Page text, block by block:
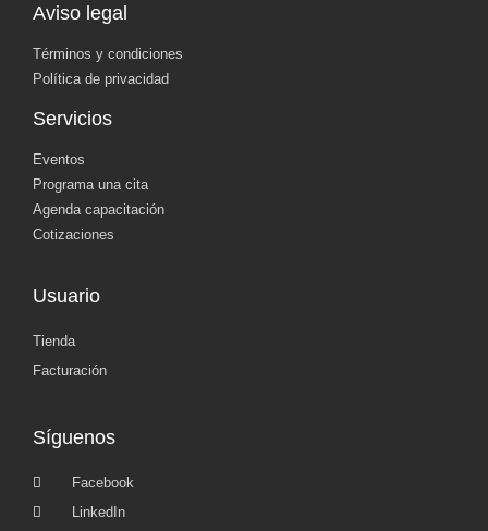
Aviso legal
Términos y condiciones
Política de privacidad
Servicios
Eventos
Programa una cita
Agenda capacitación
Cotizaciones
Usuario
Tienda
Facturación
Síguenos
Facebook
LinkedIn